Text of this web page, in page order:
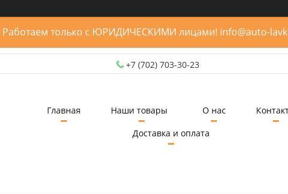
Работаем только с ЮРИДИЧЕСКИМИ лицами! info@auto-
+7 (702) 703-30-23
Главная Наши товары О нас
Доставка и оплата